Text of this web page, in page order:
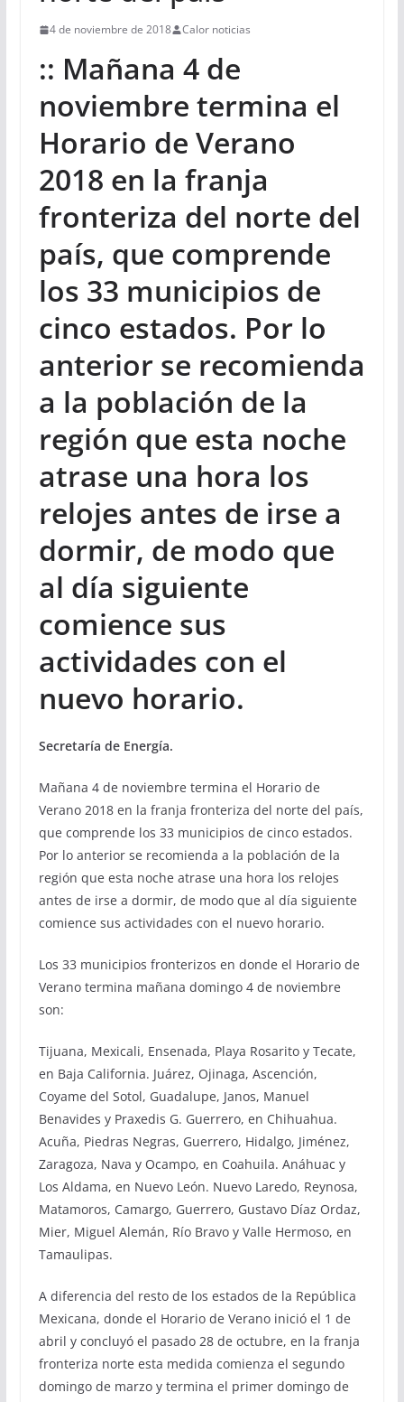
4 de noviembre de 2018 Calor noticias
:: Mañana 4 de
noviembre termina el
Horario de Verano
2018 en la franja
fronteriza del norte del
país, que comprende
los 33 municipios de
cinco estados. Por lo
anterior se recomienda
a la población de la
región que esta noche
atrase una hora los
relojes antes de irse a
dormir, de modo que
al día siguiente
comience sus
actividades con el
nuevo horario.
Secretaría de Energía.
Mañana 4 de noviembre termina el Horario de
Verano 2018 en la franja fronteriza del norte del país,
que comprende los 33 municipios de cinco estados.
Por lo anterior se recomienda a la población de la
región que esta noche atrase una hora los relojes
antes de irse a dormir, de modo que al día siguiente
comience sus actividades con el nuevo horario.
Los 33 municipios fronterizos en donde el Horario de
Verano termina mañana domingo 4 de noviembre
son:
Tijuana, Mexicali, Ensenada, Playa Rosarito y Tecate,
en Baja California. Juárez, Ojinaga, Ascención,
Coyame del Sotol, Guadalupe, Janos, Manuel
Benavides y Praxedis G. Guerrero, en Chihuahua.
Acuña, Piedras Negras, Guerrero, Hidalgo, Jiménez,
Zaragoza, Nava y Ocampo, en Coahuila. Anáhuac y
Los Aldama, en Nuevo León. Nuevo Laredo, Reynosa,
Matamoros, Camargo, Guerrero, Gustavo Díaz Ordaz,
Mier, Miguel Alemán, Río Bravo y Valle Hermoso, en
Tamaulipas.
A diferencia del resto de los estados de la República
Mexicana, donde el Horario de Verano inició el 1 de
abril y concluyó el pasado 28 de octubre, en la franja
fronteriza norte esta medida comienza el segundo
domingo de marzo y termina el primer domingo de